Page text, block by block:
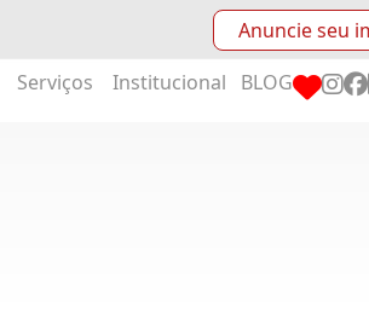
Anuncie seu
Serviços Institucional BLOG